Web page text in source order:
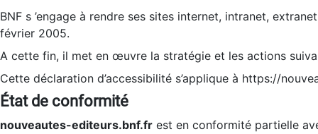
BNF s ’engage à rendre ses sites internet, intranet,
février 2005.
A cette fin, il met en œuvre la stratégie et les actions
Cette déclaration d’accessibilité s’applique à https://
État de conformité
nouveautes-editeurs.bnf.fr est en conformité partielle